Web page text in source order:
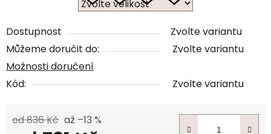
Dostupnost
Zvolte variantu
Můžeme doručit do:
Zvolte variantu
Možnosti doručení
Kód:
Zvolte variantu
od 836 Kč až –13 %